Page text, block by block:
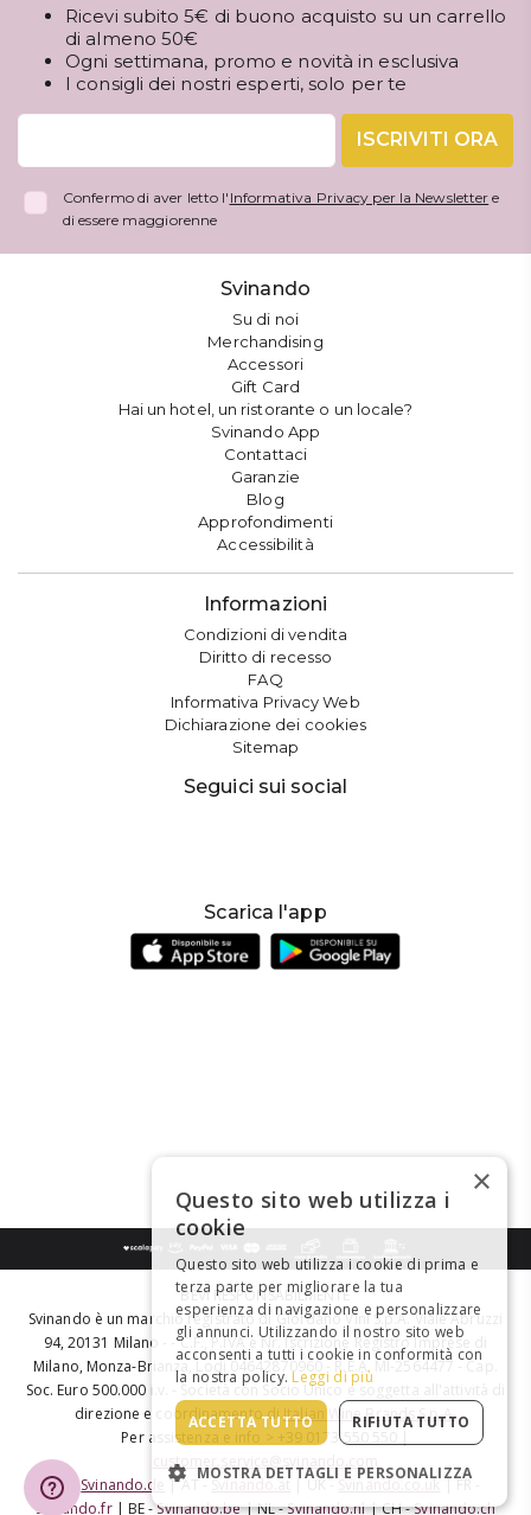
Ricevi subito 5€ di buono acquisto su un carrello
di almeno 50€
Ogni settimana, promo e novità in esclusiva
I consigli dei nostri esperti, solo per te
ISCRIVITI ORA
Confermo di aver letto l' Informativa Privacy per la Newsletter e
di essere maggiorenne
Svinando
Su di noi
Merchandising
Accessori
Gift Card
Hai un hotel, un ristorante o un locale?
Svinando App
Contattaci
Garanzie
Blog
Approfondimenti
Accessibilità
Informazioni
Condizioni di vendita
Diritto di recesso
FAQ
Informativa Privacy Web
Dichiarazione dei cookies
Sitemap
Seguici sui social
Scarica l'app
BEVI RESPONSABILMENTE
Svinando è un marchio registrato di Giordano Vini S.p.A. Viale Abruzzi
94, 20131 Milano - - C.F., P.IVA e Nr. Iscrizione Registro Imprese di
Milano, Monza-Brianza, Lodi 04642870960 - R.E.A. MI-2564477 - Cap.
Soc. Euro 500.000 i.v. - Società con Socio Unico e soggetta all'attività di
direzione e coordinamento diItalian Wine Brands S.p.A.
Per assistenza e info > +39 0173 550 550 |
customer.service@svinando.com
DE -Svinando.de | AT -Svinando.at | UK - Svinando.co.uk| FR -
Svinando.fr| BE -Svinando.be| NL -Svinando.nl| CH -Svinando.ch
×
Questo sito web utilizza i
cookie
Questo sito web utilizza i cookie di prima e
terza parte per migliorare la tua
esperienza di navigazione e personalizzare
gli annunci. Utilizzando il nostro sito web
acconsenti a tutti i cookie in conformità con
la nostra policy. Leggi di più
ACCETTA TUTTO RIFIUTA TUTTO
MOSTRA DETTAGLI E PERSONALIZZA